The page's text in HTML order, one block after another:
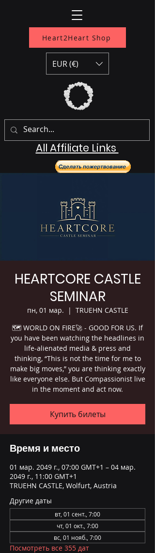
Heart2Heart Shop
All Affiliate Links
EUR (€)
HEARTCORE CASTLE
SEMINAR
пн, 01 мар.
  |
TRUEHN CASTLE
🗺 WORLD ON FIRE🚀 - GOOD FOR US. If
you have been watching the headlines in
life-alienated media & press and
thinking, “This is not the time for me to
make big moves,” you are thinking exactly
like everyone else. But Compassionist live
in the moment and act now.
Купить билеты
Время и место
01 мар. 2049 г., 07:00 GMT+1 – 04 мар.
2049 г., 11:00 GMT+1
TRUEHN CASTLE, Wolfurt, Austria
Другие даты
вт, 01 сент., 7:00
чт, 01 окт., 7:00
вс, 01 нояб., 7:00
Посмотреть все 355 дат